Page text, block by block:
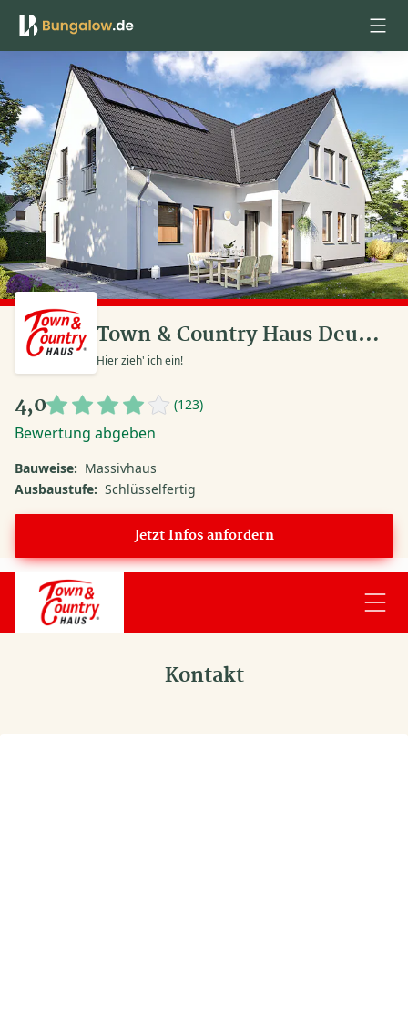
Anmelden
Town & Country Haus Deutschland
Hier zieh' ich ein!
4,0 (123)
Bewertung abgeben
Bauweise: Massivhaus
Ausbaustufe: Schlüsselfertig
Jetzt Infos anfordern
Kontakt